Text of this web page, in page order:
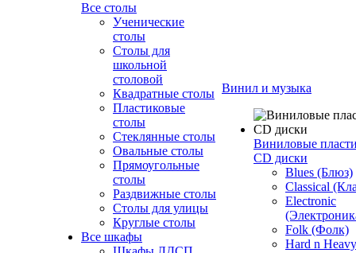
Все столы
Ученические
столы
Столы для
школьной
столовой
Квадратные столы
Пластиковые
столы
Стеклянные столы
Овальные столы
Прямоугольные
столы
Раздвижные столы
Столы для улицы
Круглые столы
Все шкафы
Винил и музыка
Виниловые
CD диски
Blues (Блюз)
Classical
Electronic
Folk (Фолк)
Hard n